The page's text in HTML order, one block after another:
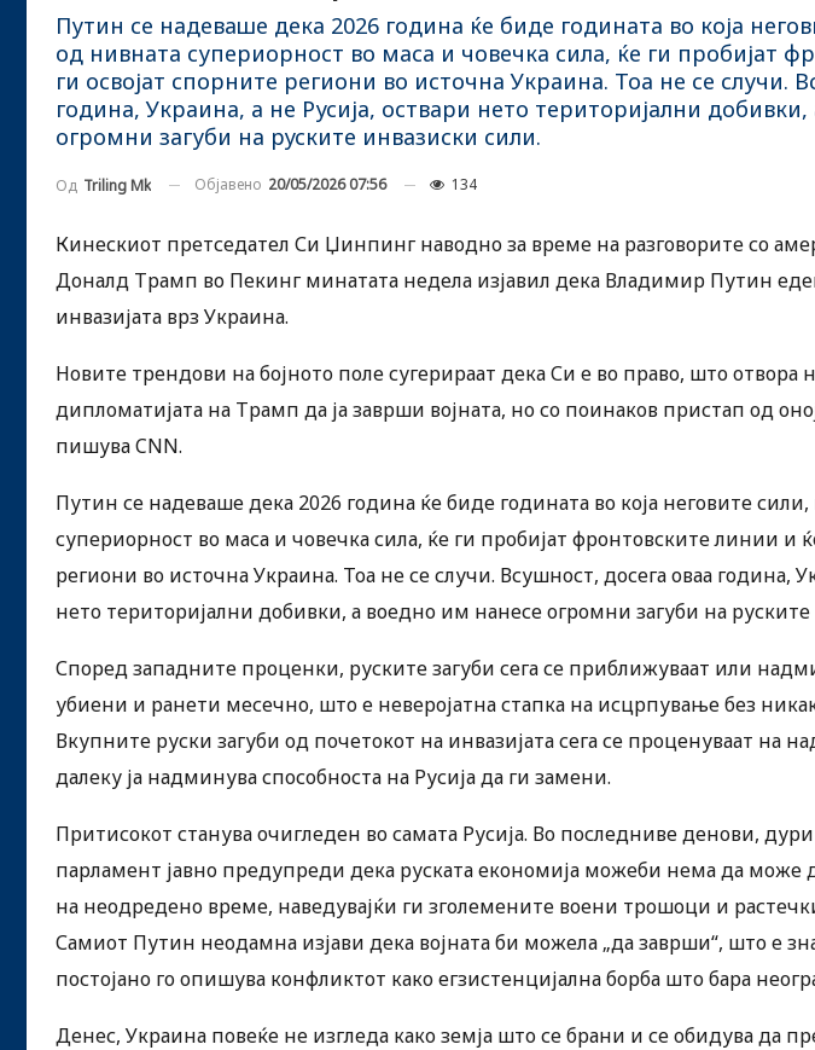
Путин се надеваше дека 2026 година ќе биде годината во која
од нивната супериорност во маса и човечка сила, ќе ги пробијат
ги освојат спорните региони во источна Украина. Тоа не се случи.
година, Украина, а не Русија, оствари нето територијални
огромни загуби на руските инвазиски сили.
Од Triling Mk Објавено 20/05/2026 07:56 134
Кинескиот претседател Си Џинпинг наводно за време на разговорите со
Доналд Трамп во Пекинг минатата недела изјавил дека Владимир Путин
инвазијата врз Украина.
Новите трендови на бојното поле сугерираат дека Си е во право, што отвора
дипломатијата на Трамп да ја заврши војната, но со поинаков пристап од
пишува CNN.
Путин се надеваше дека 2026 година ќе биде годината во која неговите
супериорност во маса и човечка сила, ќе ги пробијат фронтовските линии и
региони во источна Украина. Тоа не се случи. Всушност, досега оваа година,
нето територијални добивки, а воедно им нанесе огромни загуби на
Според западните проценки, руските загуби сега се приближуваат или
убиени и ранети месечно, што е неверојатна стапка на исцрпување без
Вкупните руски загуби од почетокот на инвазијата сега се проценуваат на
далеку ја надминува способноста на Русија да ги замени.
Притисокот станува очигледен во самата Русија. Во последниве денови,
парламент јавно предупреди дека руската економија можеби нема да може
на неодредено време, наведувајќи ги зголемените воени трошоци и
Самиот Путин неодамна изјави дека војната би можела „да заврши“, што е
постојано го опишува конфликтот како егзистенцијална борба што бара
Денес, Украина повеќе не изгледа како земја што се брани и се обидува да